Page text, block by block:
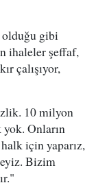
olduğu gibi
ihaleler şeffaf,
çalışıyor,
10 milyon
Onların
için yaparız,
Bizim